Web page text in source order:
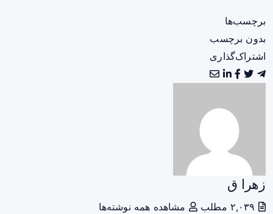
برچسب‌ها
بدون برچسب
اشتراک‌گذاری
زهرا ق
مشاهده همه نوشته‌ها